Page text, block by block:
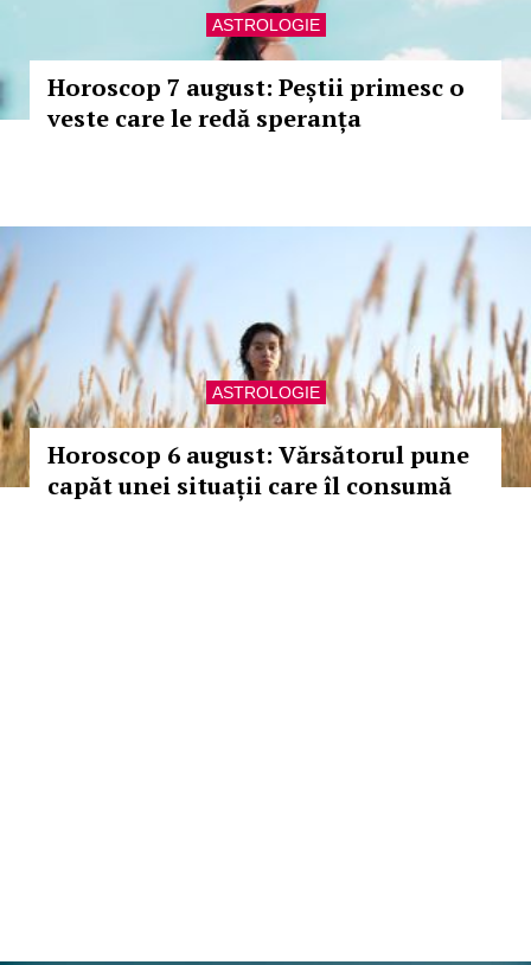
ASTROLOGIE
Horoscop 7 august: Peștii primesc o
veste care le redă speranța
ASTROLOGIE
Horoscop 6 august: Vărsătorul pune
capăt unei situații care îl consumă